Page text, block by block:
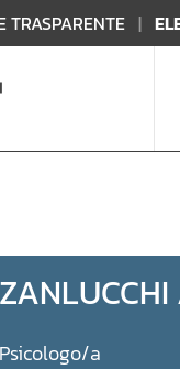
TRASPARENTE |
Psicologo/a